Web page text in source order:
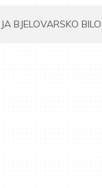
BJELOVARSKO